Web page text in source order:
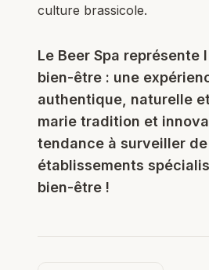
culture brassicole.
Le Beer Spa représente
bien-être : une
authentique, naturelle
marie tradition et
tendance à surveiller
établissements
bien-être !